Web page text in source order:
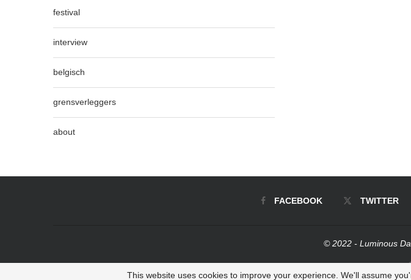
festival
interview
belgisch
grensverleggers
about
FACEBOOK TWITTER
© 2022 - Luminous
BACK
This website uses cookies to improve your experience. We'll assume